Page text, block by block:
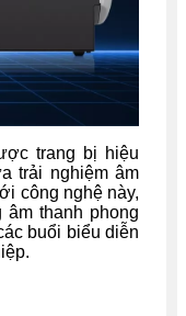
trang bị hiệu
trải nghiệm âm
công nghệ này,
thanh phong
buổi biểu diễn